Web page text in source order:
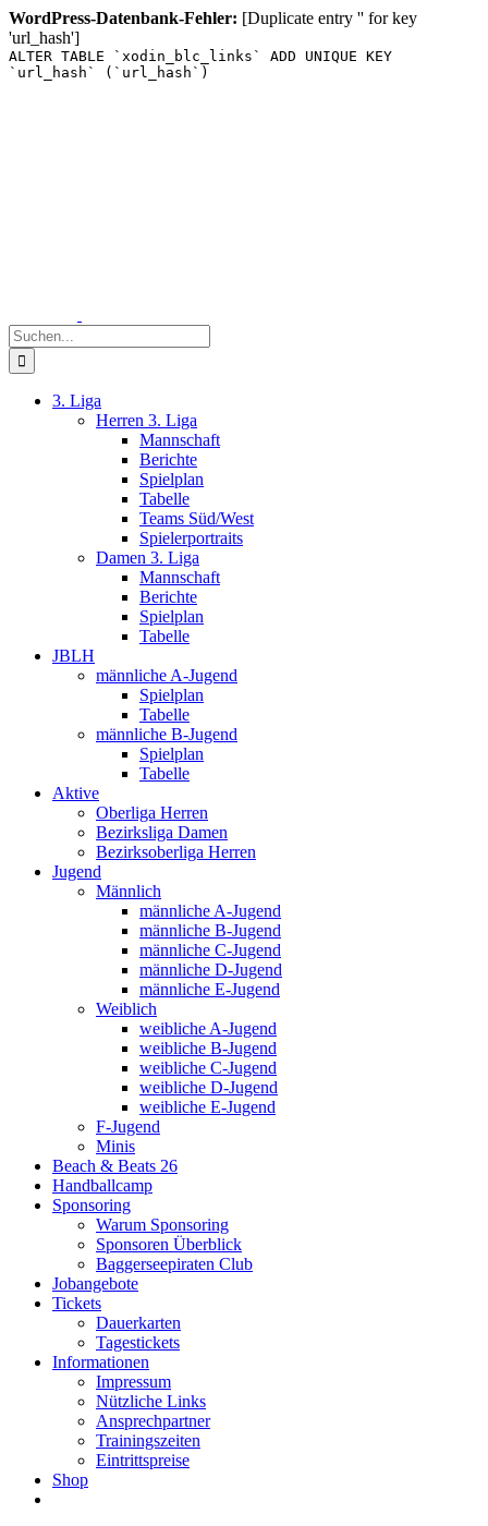
WordPress-Datenbank-Fehler: [Duplicate entry '' for key
'url_hash']
ALTER TABLE `xodin_blc_links` ADD UNIQUE KEY
`url_hash` (`url_hash`)
Suche
nach:
3. Liga
Herren 3. Liga
Mannschaft
Berichte
Spielplan
Tabelle
Teams Süd/West
Spielerportraits
Damen 3. Liga
Mannschaft
Berichte
Spielplan
Tabelle
JBLH
männliche A-Jugend
Spielplan
Tabelle
männliche B-Jugend
Spielplan
Tabelle
Aktive
Oberliga Herren
Bezirksliga Damen
Bezirksoberliga Herren
Jugend
Männlich
männliche A-Jugend
männliche B-Jugend
männliche C-Jugend
männliche D-Jugend
männliche E-Jugend
Weiblich
weibliche A-Jugend
weibliche B-Jugend
weibliche C-Jugend
weibliche D-Jugend
weibliche E-Jugend
F-Jugend
Minis
Beach & Beats 26
Handballcamp
Sponsoring
Warum Sponsoring
Sponsoren Überblick
Baggerseepiraten Club
Jobangebote
Tickets
Dauerkarten
Tagestickets
Informationen
Impressum
Nützliche Links
Ansprechpartner
Trainingszeiten
Eintrittspreise
Shop